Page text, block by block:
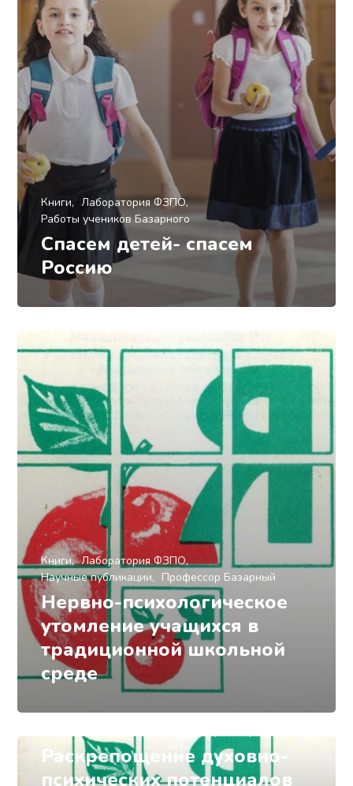
Книги
Лаборатория ФЗПО
Работы учеников Базарного
Спасем детей- спасем
Россию
Книги
Лаборатория ФЗПО
Научные публикации
Профессор Базарный
Нервно-психологическое
утомление учащихся в
традиционной школьной
среде
Книги
Лаборатория ФЗПО
Раскрепощение духовно-
психических потенциалов